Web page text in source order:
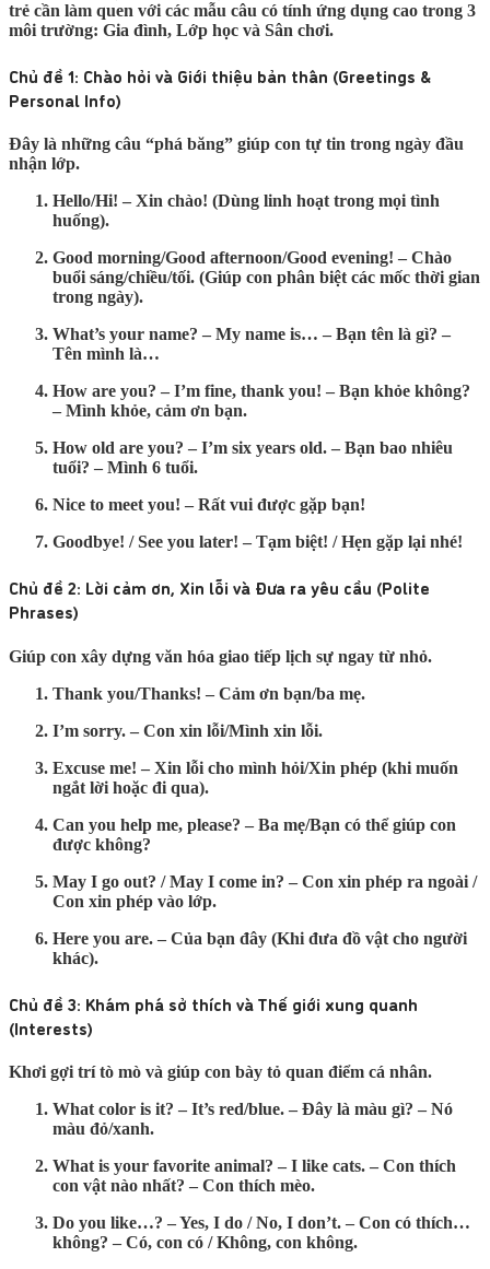
trẻ cần làm quen với các mẫu câu có tính ứng dụng cao trong 3
môi trường: Gia đình, Lớp học và Sân chơi.
Chủ đề 1: Chào hỏi và Giới thiệu bản thân (Greetings &
Personal Info)
Đây là những câu “phá băng” giúp con tự tin trong ngày đầu
nhận lớp.
Hello/Hi! – Xin chào! (Dùng linh hoạt trong mọi tình
huống).
Good morning/Good afternoon/Good evening! – Chào
buổi sáng/chiều/tối. (Giúp con phân biệt các mốc thời gian
trong ngày).
What’s your name? – My name is… – Bạn tên là gì? –
Tên mình là…
How are you? – I’m fine, thank you! – Bạn khỏe không?
– Mình khỏe, cảm ơn bạn.
How old are you? – I’m six years old. – Bạn bao nhiêu
tuổi? – Mình 6 tuổi.
Nice to meet you! – Rất vui được gặp bạn!
Goodbye! / See you later! – Tạm biệt! / Hẹn gặp lại nhé!
Chủ đề 2: Lời cảm ơn, Xin lỗi và Đưa ra yêu cầu (Polite
Phrases)
Giúp con xây dựng văn hóa giao tiếp lịch sự ngay từ nhỏ.
Thank you/Thanks! – Cảm ơn bạn/ba mẹ.
I’m sorry. – Con xin lỗi/Mình xin lỗi.
Excuse me! – Xin lỗi cho mình hỏi/Xin phép (khi muốn
ngắt lời hoặc đi qua).
Can you help me, please? – Ba mẹ/Bạn có thể giúp con
được không?
May I go out? / May I come in? – Con xin phép ra ngoài /
Con xin phép vào lớp.
Here you are. – Của bạn đây (Khi đưa đồ vật cho người
khác).
Chủ đề 3: Khám phá sở thích và Thế giới xung quanh
(Interests)
Khơi gợi trí tò mò và giúp con bày tỏ quan điểm cá nhân.
What color is it? – It’s red/blue. – Đây là màu gì? – Nó
màu đỏ/xanh.
What is your favorite animal? – I like cats. – Con thích
con vật nào nhất? – Con thích mèo.
Do you like…? – Yes, I do / No, I don’t. – Con có thích…
không? – Có, con có / Không, con không.